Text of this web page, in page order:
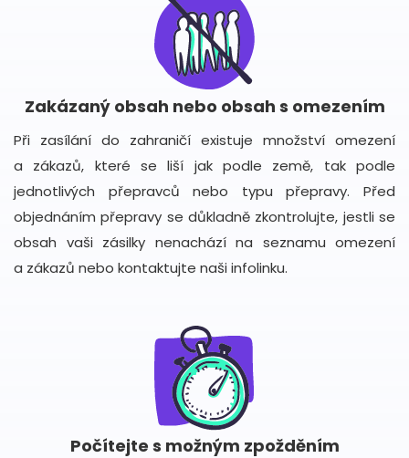
Zakázaný obsah nebo obsah s omezením
Při zasílání do zahraničí existuje množství omezení
a zákazů, které se liší jak podle země, tak podle
jednotlivých přepravců nebo typu přepravy. Před
objednáním přepravy se důkladně zkontrolujte, jestli se
obsah vaši zásilky nenachází na seznamu omezení
a zákazů nebo kontaktujte naši infolinku.
Počítejte s možným zpožděním